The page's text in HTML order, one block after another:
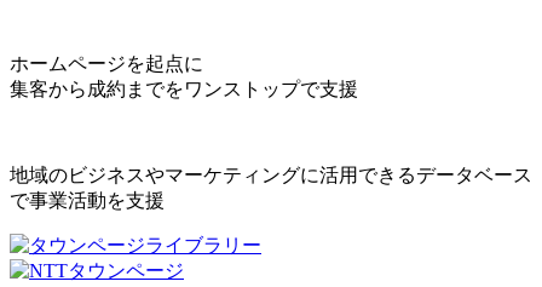
ホームページを起点に
集客から成約までをワンストップで支援
地域のビジネスやマーケティングに活用できるデータベース
で事業活動を支援